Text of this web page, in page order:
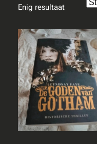
selecteren
Enig resultaat